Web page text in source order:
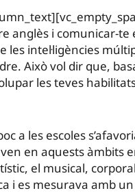
anglès i comunicar-te
les intel·ligències
Això vol dir que,
les teves
a les escoles
en aquests àmbits
el musical,
i es mesurava amb